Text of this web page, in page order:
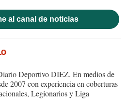
al canal de noticias
Deportivo DIEZ. En medios de
2007 con experiencia en coberturas
Legionarios y Liga